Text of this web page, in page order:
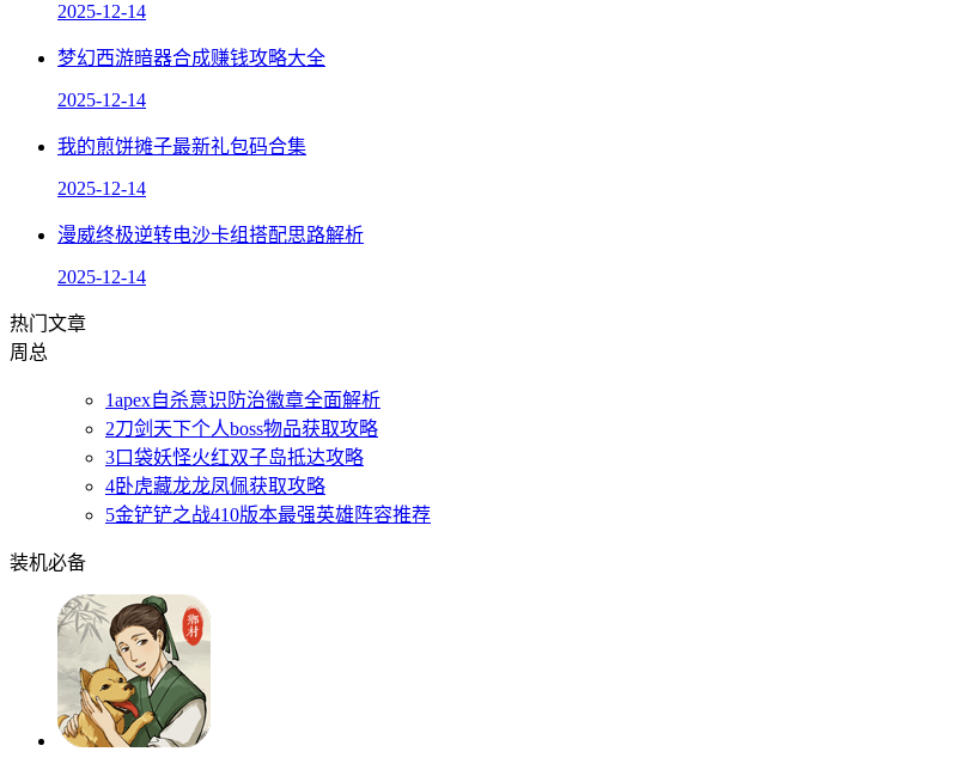
2025-12-14
梦幻西游暗器合成赚钱攻略大全
2025-12-14
我的煎饼摊子最新礼包码合集
2025-12-14
漫威终极逆转电沙卡组搭配思路解析
2025-12-14
热门文章
周 总
1apex自杀意识防治徽章全面解析
2刀剑天下个人boss物品获取攻略
3口袋妖怪火红双子岛抵达攻略
4卧虎藏龙龙凤佩获取攻略
5金铲铲之战410版本最强英雄阵容推荐
装机必备